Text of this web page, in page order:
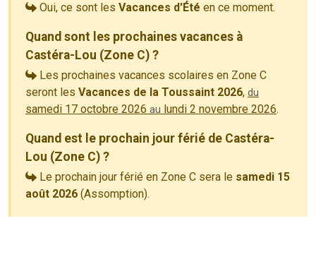
Oui, ce sont les Vacances d'Été en ce moment.
Quand sont les prochaines vacances à
Castéra-Lou (Zone C) ?
Les prochaines vacances scolaires en Zone C
seront les Vacances de la Toussaint 2026, du
samedi 17 octobre 2026 au lundi 2 novembre 2026.
Quand est le prochain jour férié de Castéra-
Lou (Zone C) ?
Le prochain jour férié en Zone C sera le samedi 15
août 2026 (Assomption).